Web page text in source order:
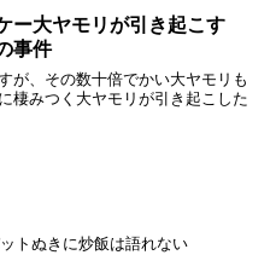
ざと見せつけられた話です。
ー大ヤモリが引き起こす
事件
が、その数十倍でかい大ヤモリも
棲みつく大ヤモリが引き起こした
トぬきに炒飯は語れない